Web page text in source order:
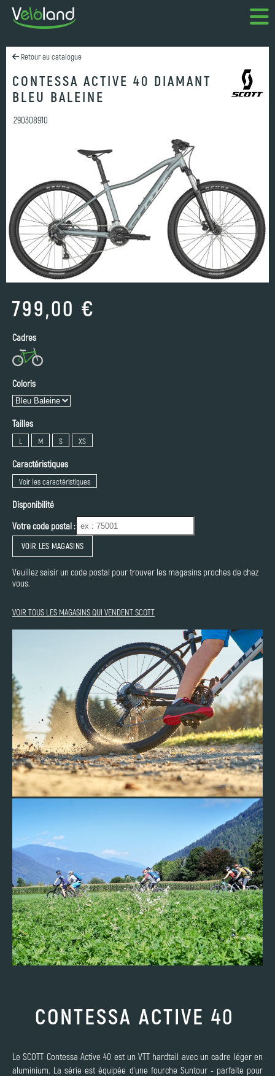
Retour au catalogue
CONTESSA ACTIVE 40 DIAMANT
BLEU BALEINE
290308910
799,00 €
Cadres
Coloris
Tailles
L M S XS
Caractéristiques
Voir les caractéristiques
Disponibilité
Votre code postal :
VOIR LES MAGASINS
Veuillez saisir un code postal pour trouver les magasins proches de chez
vous.
VOIR TOUS LES MAGASINS QUI VENDENT SCOTT
CONTESSA ACTIVE 40
Le SCOTT Contessa Active 40 est un VTT hardtail avec un cadre léger en
aluminium. La série est équipée d'une fourche Suntour - parfaite pour